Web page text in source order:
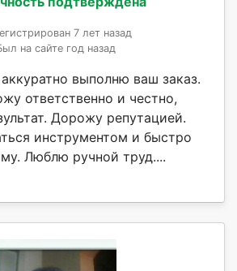
7 лет назад
на сайте год назад
выполню ваш заказ.
ответственно и честно,
Дорожу репутацией.
инструментом и быстро
Люблю ручной труд....